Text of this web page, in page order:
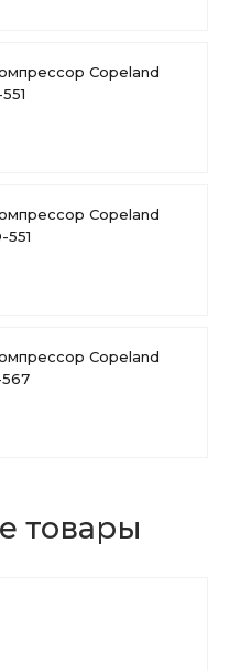
Copeland
Copeland
551
Copeland
567
товары